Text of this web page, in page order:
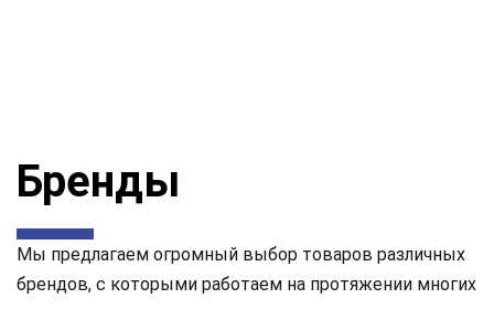
Бренды
Мы предлагаем огромный выбор товаров различных
брендов, с которыми работаем на протяжении многих